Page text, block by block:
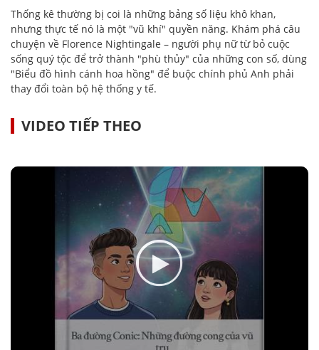
Thống kê thường bị coi là những bảng số liệu khô khan,
nhưng thực tế nó là một "vũ khí" quyền năng. Khám phá câu
chuyện về Florence Nightingale – người phụ nữ từ bỏ cuộc
sống quý tộc để trở thành "phù thủy" của những con số, dùng
"Biểu đồ hình cánh hoa hồng" để buộc chính phủ Anh phải
thay đổi toàn bộ hệ thống y tế.
VIDEO TIẾP THEO